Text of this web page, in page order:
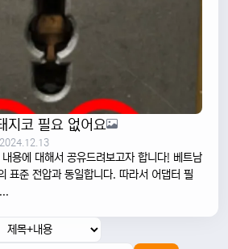
지코 필요 없어요
2024.12.13
용에 대해서 공유드려보고자 합니다! 베트남
표준 전압과 동일합니다. 따라서 어댑터 필